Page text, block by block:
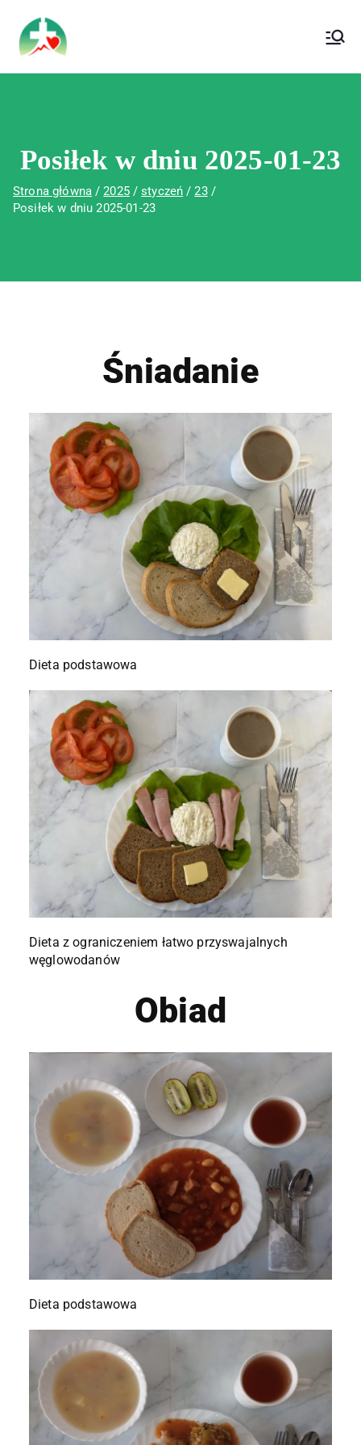
Wojewódzki Szpital Specjalistyczny im.
Św. Rafała w Czerwonej Górze
Posiłek w dniu 2025-01-23
Strona główna 2025 styczeń
23
Posiłek w dniu 2025-01-23
Śniadanie
Dieta podstawowa
Dieta z ograniczeniem łatwo przyswajalnych
węglowodanów
Obiad
Dieta podstawowa